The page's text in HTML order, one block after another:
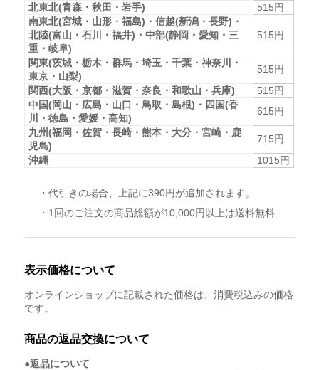
北東北(青森・秋田・岩手)
515円
南東北(宮城・山形・福島)・信越(新潟・長野)・
北陸(富山・石川・福井)・中部(静岡・愛知・三
重・岐阜)
515円
関東(茨城・栃木・群馬・埼玉・千葉・神奈川・
東京・山梨)
515円
関西(大阪・京都・滋賀・奈良・和歌山・兵庫)
515円
中国(岡山・広島・山口・鳥取・島根)・四国(香
川・徳島・愛媛・高知)
615円
九州(福岡・佐賀・長崎・熊本・大分・宮崎・鹿
児島)
715円
沖縄
1015円
・代引きの場合、上記に390円が追加されます。
・1回のご注文の商品総額が10,000円以上は送料無料
表示価格について
オンラインショップに記載された価格は、消費税込みの価格
です。
商品の返品交換について
●返品について